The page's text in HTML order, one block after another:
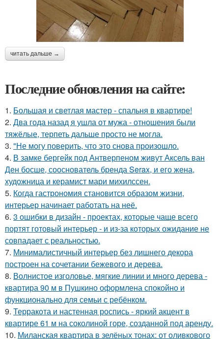
читать дальше →
Последние обновления на сайте:
1. Большая и светлая мастер - спальня в квартире!
2. Два года назад я ушла от мужа - отношения были
тяжёлые, терпеть дальше просто не могла.
3. "Не могу поверить, что это снова произошло.
4. В замке бергейк под Антверпеном живут Аксель ван
Ден босше, сооснователь бренда Serax, и его жена,
художница и керамист мари михилссен.
5. Когда гастрономия становится образом жизни,
интерьер начинает работать на неё.
6. 3 ошибки в дизайн - проектах, которые чаще всего
портят готовый интерьер - и из-за которых ожидание не
совпадает с реальностью.
7. Минималистичный интерьер без лишнего декора
построен на сочетании бежевого и дерева.
8. Волнистое изголовье, мягкие линии и много дерева -
квартира 90 м в Пушкино оформлена спокойно и
функционально для семьи с ребёнком.
9. Терракота и настенная роспись - яркий акцент в
квартире 61 м на соколиной горе, созданной под аренду.
10. Миланская квартира в зелёных тонах: от оливкового